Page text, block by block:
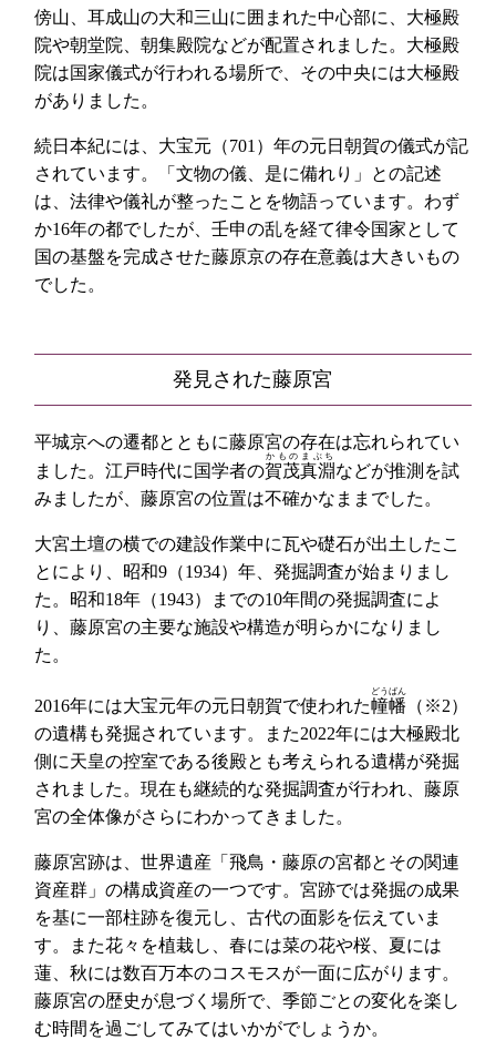
傍山、耳成山の大和三山に囲まれた中心部に、大極殿
院や朝堂院、朝集殿院などが配置されました。大極殿
院は国家儀式が行われる場所で、その中央には大極殿
がありました。
続日本紀には、大宝元（701）年の元日朝賀の儀式が記
されています。「文物の儀、是に備れり」との記述
は、法律や儀礼が整ったことを物語っています。わず
か16年の都でしたが、壬申の乱を経て律令国家として
国の基盤を完成させた藤原京の存在意義は大きいもの
でした。
発見された藤原宮
平城京への遷都とともに藤原宮の存在は忘れられてい
ました。江戸時代に国学者の賀茂真淵
かものまぶち
などが推測を試
みましたが、藤原宮の位置は不確かなままでした。
大宮土壇の横での建設作業中に瓦や礎石が出土したこ
とにより、昭和9（1934）年、発掘調査が始まりまし
た。昭和18年（1943）までの10年間の発掘調査によ
り、藤原宮の主要な施設や構造が明らかになりまし
た。
2016年には大宝元年の元日朝賀で使われた幢幡
どうばん
（※2）
の遺構も発掘されています。また2022年には大極殿北
側に天皇の控室である後殿とも考えられる遺構が発掘
されました。現在も継続的な発掘調査が行われ、藤原
宮の全体像がさらにわかってきました。
藤原宮跡は、世界遺産「飛鳥・藤原の宮都とその関連
資産群」の構成資産の一つです。宮跡では発掘の成果
を基に一部柱跡を復元し、古代の面影を伝えていま
す。また花々を植栽し、春には菜の花や桜、夏には
蓮、秋には数百万本のコスモスが一面に広がります。
藤原宮の歴史が息づく場所で、季節ごとの変化を楽し
む時間を過ごしてみてはいかがでしょうか。